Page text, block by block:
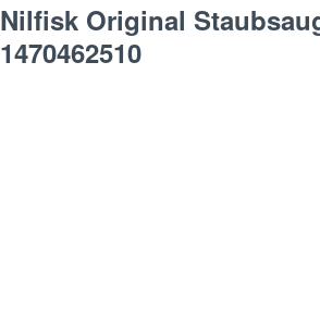
Nilfisk Original
1470462510